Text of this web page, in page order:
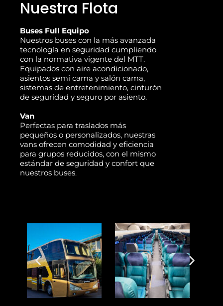
Nuestra Flota
Buses Full Equipo
Nuestros buses con la más avanzada
tecnología en seguridad cumpliendo
con la normativa vigente del MTT.
Equipados con aire acondicionado,
asientos semi cama y salón cama,
sistemas de entretenimiento, cinturón
de seguridad y seguro por asiento.
Van
Perfectas para traslados más
pequeños o personalizados, nuestras
vans ofrecen comodidad y eficiencia
para grupos reducidos, con el mismo
estándar de seguridad y confort que
nuestros buses.